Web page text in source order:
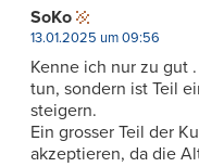
SoKo
13.01.2025 um 09:56
Kenne ich nur zu gut
tun, sondern ist Teil
steigern.
Ein grosser Teil der
akzeptieren, da die